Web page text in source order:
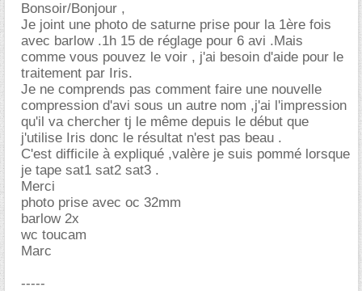
Bonsoir/Bonjour ,
Je joint une photo de saturne prise pour la 1ère fois
avec barlow .1h 15 de réglage pour 6 avi .Mais
comme vous pouvez le voir , j'ai besoin d'aide pour le
traitement par Iris.
Je ne comprends pas comment faire une nouvelle
compression d'avi sous un autre nom ,j'ai l'impression
qu'il va chercher tj le même depuis le début que
j'utilise Iris donc le résultat n'est pas beau .
C'est difficile à expliqué ,valère je suis pommé lorsque
je tape sat1 sat2 sat3 .
Merci
photo prise avec oc 32mm
barlow 2x
wc toucam
Marc
-----